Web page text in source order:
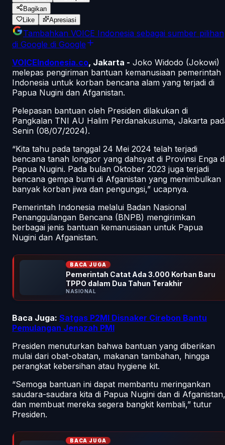
Bagikan
Like
Apresiasi
Tambahkan VOICE Indonesia sebagai sumber pilihan
di Google di Google
VOICEIndonesia.co, Jakarta - Joko Widodo (Jokowi)
melepas pengiriman bantuan kemanusiaan pemerintah
Indonesia untuk korban bencana alam yang terjadi di
Papua Nugini dan Afganistan.
Pelepasan bantuan oleh Presiden dilakukan di
Pangkalan TNI AU Halim Perdanakusuma, Jakarta
Senin (08/07/2024).
“Kita tahu pada tanggal 24 Mei 2024 telah terjadi
bencana tanah longsor yang dahsyat di Provinsi Enga
Papua Nugini. Pada bulan Oktober 2023 juga terjadi
bencana gempa bumi di Afganistan yang menimbulkan
banyak korban jiwa dan pengungsi,” ucapnya.
Pemerintah Indonesia melalui Badan Nasional
Penanggulangan Bencana (BNPB) mengirimkan
berbagai jenis bantuan kemanusiaan untuk Papua
Nugini dan Afganistan.
BACA JUGA
Pemerintah Catat Ada 3.000 Korban Baru
TPPO dalam Dua Tahun Terakhir
NASIONAL
Baca Juga: Satgas P2MI Disnaker Cirebon Bantu
Pemulangan Jenazah PMI
Presiden menuturkan bahwa bantuan yang diberikan
mulai dari obat-obatan, makanan tambahan, hingga
perangkat kebersihan atau hygiene kit.
“Semoga bantuan ini dapat membantu meringankan
saudara-saudara kita di Papua Nugini dan di Afganistan,
dan membuat mereka segera bangkit kembali,” tutur
Presiden.
BACA JUGA